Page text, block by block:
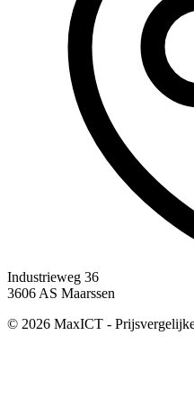
Industrieweg 36
3606 AS Maarssen
© 2026 MaxICT -